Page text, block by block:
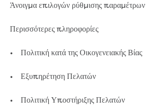
and Glengarry
upgrade
Sewer main upgrade
SCADA replacement
Outfall Pipeline
Άνοιγμα επιλογών ρύθμισης παραμέτρων
Περισσότερες πληροφορίες
• Πολιτική κατά της Οικογενειακής Βίας
• Εξυπηρέτηση Πελατών
• Πολιτική Υποστήριξης Πελατών